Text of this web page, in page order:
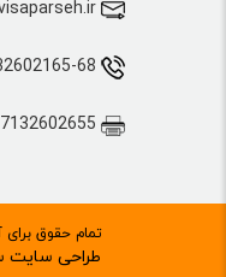
تمام حقوق
طراحی سایت